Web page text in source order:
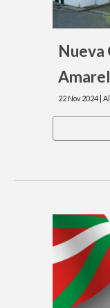
Nueva
22 Nov2024 |